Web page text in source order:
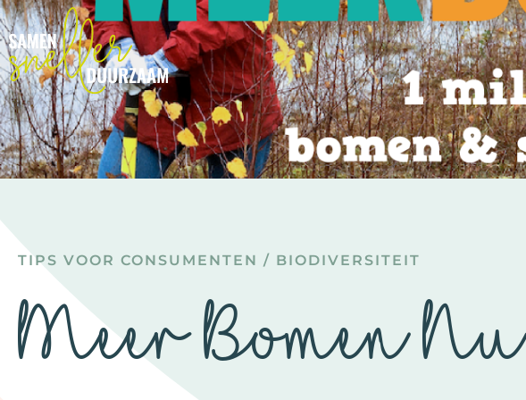
TIPS VOOR CONSUMENTEN / BIODIVERSITEIT
Meer Bomen Nu